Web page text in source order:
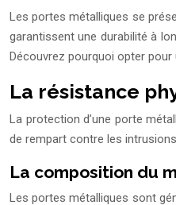
Les portes métalliques se
garantissent une durabilité à
Découvrez pourquoi opter
La résistance
La protection d’une porte
de rempart contre les
La composition du
Les portes métalliques sont